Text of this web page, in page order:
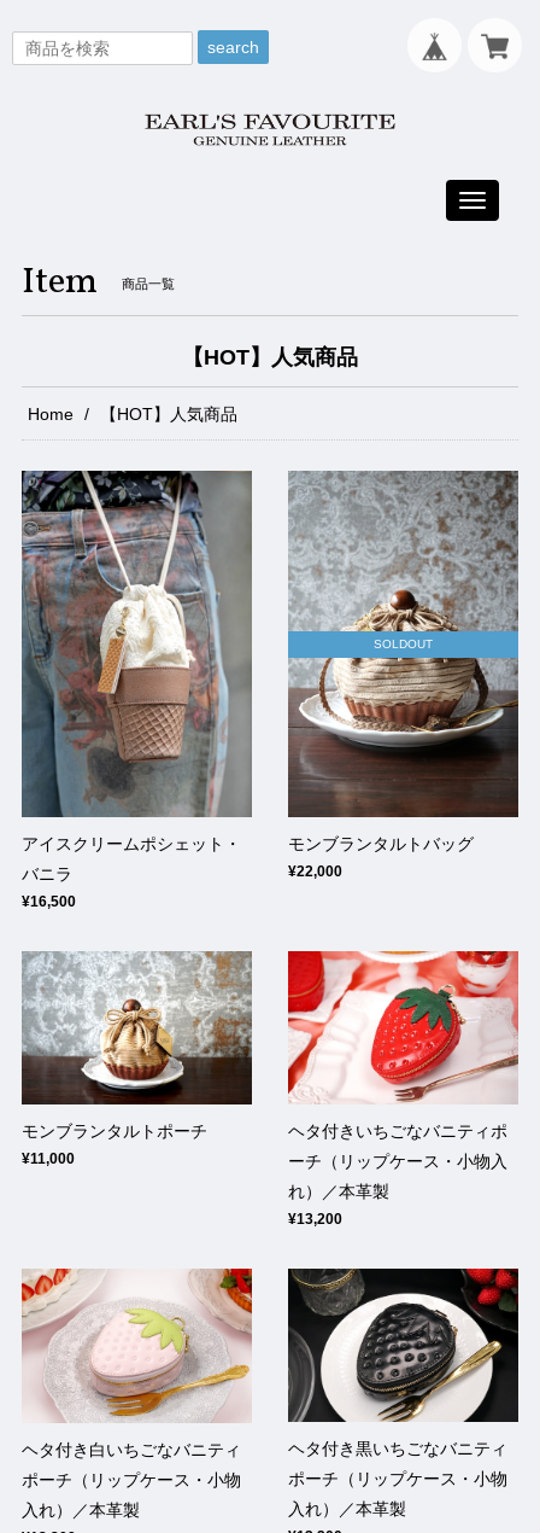
search
Toggle
Item 商品一覧
【HOT】人気商品
Home 【HOT】人気商品
アイスクリームポシェット・
バニラ
¥16,500
SOLDOUT
モンブランタルトバッグ
¥22,000
モンブランタルトポーチ
¥11,000
ヘタ付きいちごなバニティポ
ーチ（リップケース・小物入
れ）／本革製
¥13,200
ヘタ付き白いちごなバニティ
ポーチ（リップケース・小物
入れ）／本革製
ヘタ付き黒いちごなバニティ
ポーチ（リップケース・小物
入れ）／本革製